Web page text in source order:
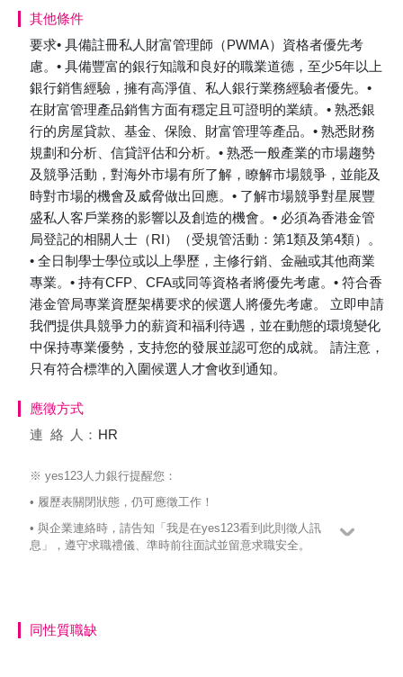
其他條件
要求• 具備註冊私人財富管理師（PWMA）資格者優先考
慮。• 具備豐富的銀行知識和良好的職業道德，至少5年以上
銀行銷售經驗，擁有高淨值、私人銀行業務經驗者優先。•
在財富管理產品銷售方面有穩定且可證明的業績。• 熟悉銀
行的房屋貸款、基金、保險、財富管理等產品。• 熟悉財務
規劃和分析、信貸評估和分析。• 熟悉一般產業的市場趨勢
及競爭活動，對海外市場有所了解，瞭解市場競爭，並能及
時對市場的機會及威脅做出回應。• 了解市場競爭對星展豐
盛私人客戶業務的影響以及創造的機會。• 必須為香港金管
局登記的相關人士（RI）（受規管活動：第1類及第4類）。
• 全日制學士學位或以上學歷，主修行銷、金融或其他商業
專業。• 持有CFP、CFA或同等資格者將優先考慮。• 符合香
港金管局專業資歷架構要求的候選人將優先考慮。 立即申請
我們提供具競爭力的薪資和福利待遇，並在動態的環境變化
中保持專業優勢，支持您的發展並認可您的成就。 請注意，
只有符合標準的入圍候選人才會收到通知。
應徵方式
連絡
人： HR
※ yes123人力銀行提醒您：
• 履歷表關閉狀態，仍可應徵工作！
• 與企業連絡時，請告知「我是在yes123看到此則徵人訊
息」，遵守求職禮儀、準時前往面試並留意求職安全。
同性質職缺